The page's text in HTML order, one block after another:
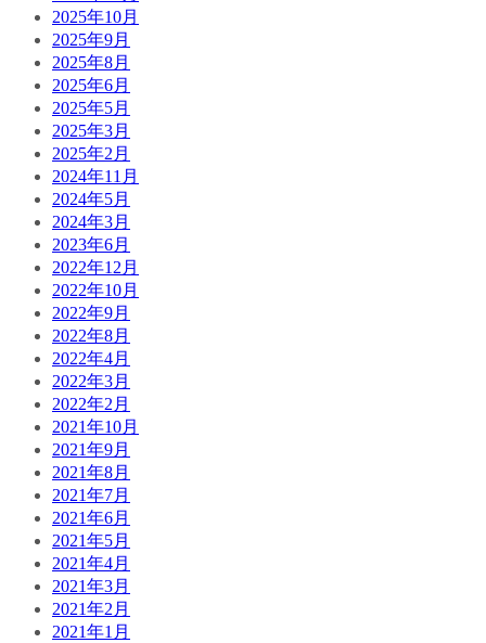
2025年10月
2025年9月
2025年8月
2025年6月
2025年5月
2025年3月
2025年2月
2024年11月
2024年5月
2024年3月
2023年6月
2022年12月
2022年10月
2022年9月
2022年8月
2022年4月
2022年3月
2022年2月
2021年10月
2021年9月
2021年8月
2021年7月
2021年6月
2021年5月
2021年4月
2021年3月
2021年2月
2021年1月